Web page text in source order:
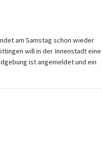
am Samstag schon wieder
will in der Innenstadt eine
ist angemeldet und ein